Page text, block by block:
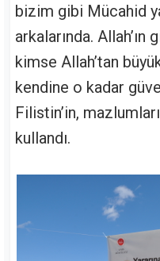
bizim gibi Mücahid
arkalarında. Allah’ın
kimse Allah’tan
kendine o kadar
Filistin’in,
kullandı.